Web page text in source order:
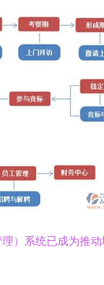
）系统已成为推